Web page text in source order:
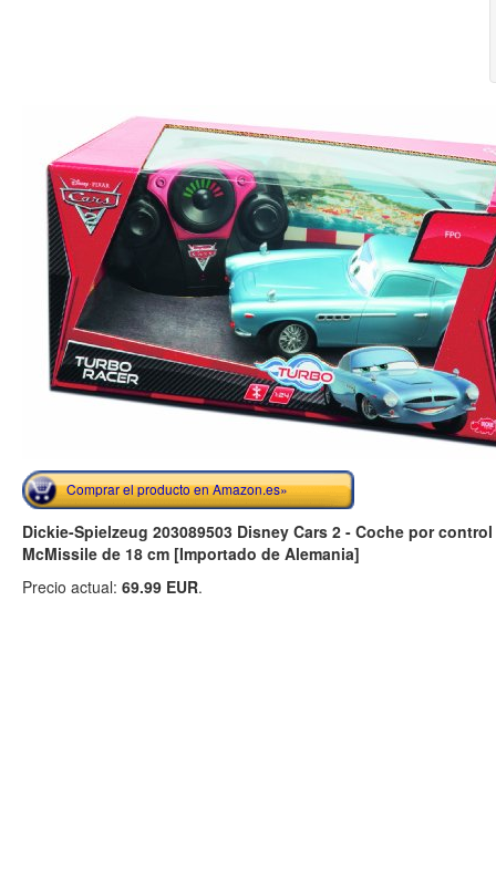
Comprar el producto en Amazon.es»
Dickie-Spielzeug 203089503 Disney Cars 2 - Coche por
McMissile de 18 cm [Importado de Alemania]
Precio actual: 69.99 EUR.